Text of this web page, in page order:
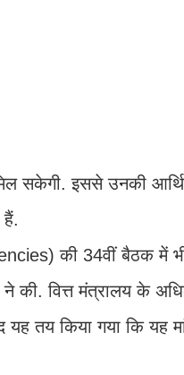
सकेगी. इससे उनकी
हैं.
की 34वीं बैठक में भी
वित्त मंत्रालय के
यह तय किया गया कि